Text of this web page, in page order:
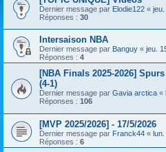
Dernier message par Elodie122 «
Réponses : 30
Intersaison NBA
Dernier message par Banguy « jeu.
Réponses : 4
[NBA Finals 2025-2026]
(4-1)
Dernier message par Gavia arctica «
Réponses : 106
[MVP 2025/2026] - 17/5/2026
Dernier message par Franck44 « lun.
Réponses : 6